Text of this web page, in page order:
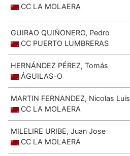
CC LA MOLAERA
GUIRAO QUIÑONERO, Pedro
CC PUERTO LUMBRERAS
HERNÁNDEZ PÉREZ, Tomás
ÁGUILAS-O
MARTIN FERNANDEZ, Nicolas Luis
CC LA MOLAERA
MILELIRE URIBE, Juan Jose
CC LA MOLAERA